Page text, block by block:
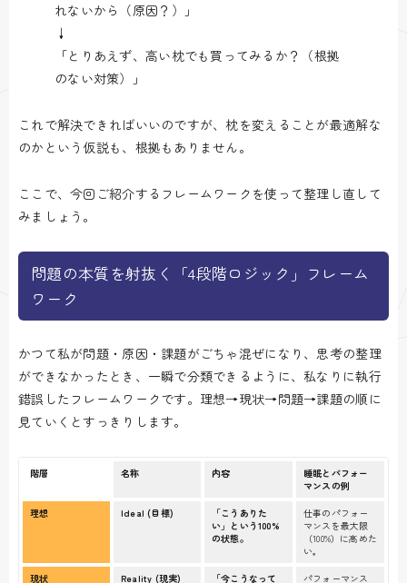
れないから（原因？）」
↓
「とりあえず、高い枕でも買ってみるか？（根拠
のない対策）」
これで解決できればいいのですが、枕を変えることが最適解な
のかという仮説も、根拠もありません。
ここで、今回ご紹介するフレームワークを使って整理し直して
みましょう。
問題の本質を射抜く「4段階ロジック」フレーム
ワーク
かつて私が問題・原因・課題がごちゃ混ぜになり、思考の整理
ができなかったとき、一瞬で分類できるように、私なりに執行
錯誤したフレームワークです。理想→現状→問題→課題の順に
見ていくとすっきりします。
階層 名称 内容
睡眠とパフォー
マンスの例
理想
Ideal (目標)
「こうありた
い」という100%
の状態。
仕事のパフォー
マンスを最大限
（100%）に高めた
い。
現状
Reality (現実)
「今こうなって
パフォーマンス